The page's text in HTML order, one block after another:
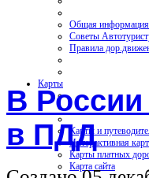
Общая информация
Советы
Правила
Карты
Карты и
Интерактивная
Карты платных
Карта сайта
В
в ПДД